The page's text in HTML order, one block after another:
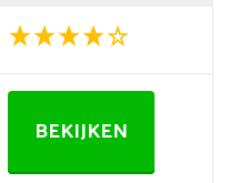
BEKIJKEN